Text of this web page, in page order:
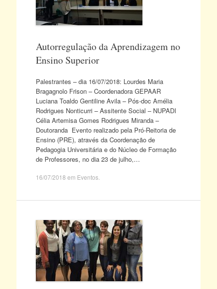
Autorregulação da Aprendizagem no
Ensino Superior
Palestrantes – dia 16/07/2018: Lourdes Maria
Bragagnolo Frison – Coordenadora GEPAAR
Luciana Toaldo Gentiline Avila – Pós-doc Amélia
Rodrigues Nonticurri – Assitente Social – NUPADI
Célia Artemisa Gomes Rodrigues Miranda –
Doutoranda Evento realizado pela Pró-Reitoria de
Ensino (PRE), através da Coordenação de
Pedagogia Universitária e do Núcleo de Formação
de Professores, no dia 23 de julho,…
16/07/2018 em Eventos.